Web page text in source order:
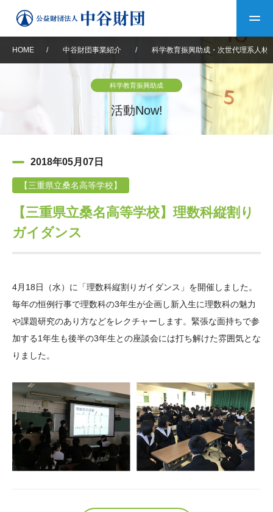
中谷財団について
設立趣意書
沿革 40年史デジタルブック
役員・評議員 公開情報
年報一覧 中谷財団レポート
中谷財団事業紹介
神戸賞 長期大型研究助成
大学院生奨学金
国際学生交流プログラ
ム
科学教育振興助成・
次世代理系人材育成プ
中谷財団動画紹介
その他情報
アクセス よくあるご質問
サイトマップ 中谷財団アーカイブ
日本語 English
HOME / 中谷財団事業紹介 / 科学教育振興助成・次世代理系人材
科学教育振興助成
活動Now!
2018年05月07日
【三重県立桑名高等学校】
【三重県立桑名高等学校】理数科縦割り
ガイダンス
4月18日（水）に「理数科縦割りガイダンス」を開催しました。
毎年の恒例行事で理数科の3年生が企画し新入生に理数科の魅力
や課題研究のあり方などをレクチャーします。緊張な面持ちで参
加する1年生も後半の3年生との座談会には打ち解けた雰囲気とな
りました。